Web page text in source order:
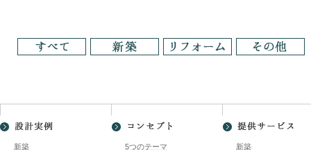
新築
5つのテーマ
新築